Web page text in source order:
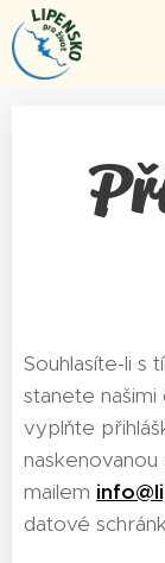
Souhlasíte-li s
stanete našimi
vyplňte
naskenovanou
mailem
datové